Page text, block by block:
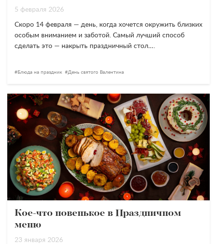
5 февраля 2026
Скоро 14 февраля — день, когда хочется окружить близких
особым вниманием и заботой. Самый лучший способ
сделать это — накрыть праздничный стол….
Блюда на праздник День святого Валентина
Кое-что новенькое в Праздничном
меню
23 января 2026